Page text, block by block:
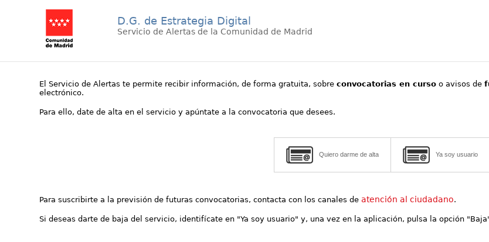
D.G. de Estrategia Digital
Servicio de Alertas de la Comunidad de Madrid
El Servicio de Alertas te permite recibir información, de forma gratuita, sobreconvocatorias en curso o avisos de
electrónico.
Para ello, date de alta en el servicio y apúntate a la convocatoria que desees.
Quiero darme de alta Ya soy usuario
Para suscribirte a la previsión de futuras convocatorias, contacta con los canales deatención al ciudadano.
Si deseas darte de baja del servicio, identifícate en "Ya soy usuario" y, una vez en la aplicación, pulsa la opción